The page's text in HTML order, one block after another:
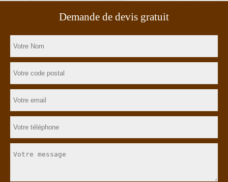
Demande de devis gratuit